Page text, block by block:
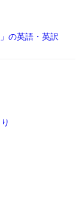
」の英語・英訳